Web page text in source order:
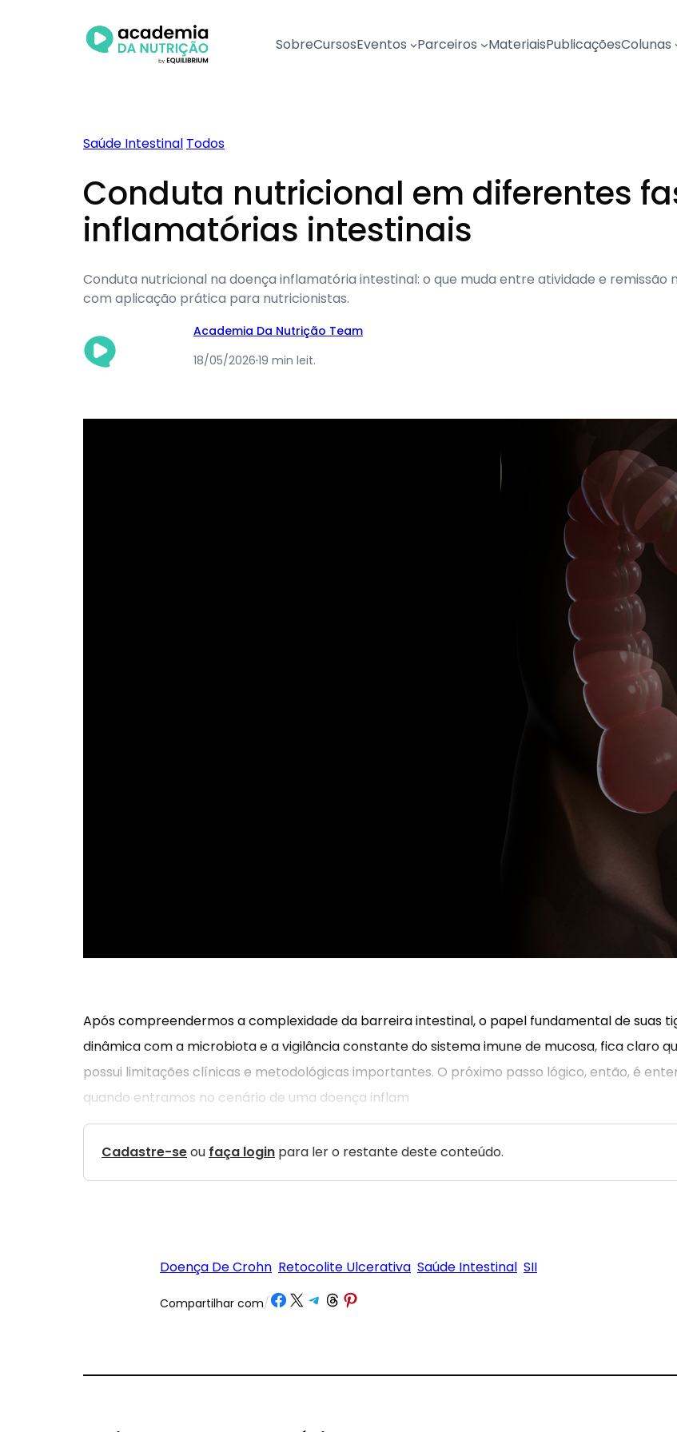
SobreCursosEventos Parceiros MateriaisPublicaçõesColunas
Saúde Intestinal Todos
Conduta nutricional em diferentes
inflamatórias intestinais
Conduta nutricional na doença inflamatória intestinal: o que muda entre atividade e remissão
com aplicação prática para nutricionistas.
Academia Da Nutrição Team
18/05/2026·19 min leit.
Após compreendermos a complexidade da barreira intestinal, o papel fundamental de suas
dinâmica com a microbiota e a vigilância constante do sistema imune de mucosa, fica claro
possui limitações clínicas e metodológicas importantes. O próximo passo lógico, então, é
quando entramos no cenário de uma doença inflam
Cadastre-seou faça login para ler o restante deste conteúdo.
Doença De Crohn Retocolite Ulcerativa Saúde Intestinal SII
Compartilhar com/ Share on Facebook
Share on X Share on Telegram
Share on Threads
Share on Pinterest